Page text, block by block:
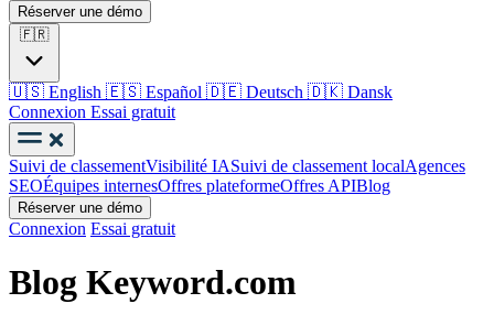
Réserver une démo
🇫🇷
🇺🇸 English 🇪🇸 Español 🇩🇪 Deutsch 🇩🇰 Dansk
Connexion Essai gratuit
Suivi de classementVisibilité IASuivi de classement localAgences
SEOÉquipes internesOffres plateformeOffres APIBlog
Réserver une démo
Connexion Essai gratuit
Blog Keyword.com